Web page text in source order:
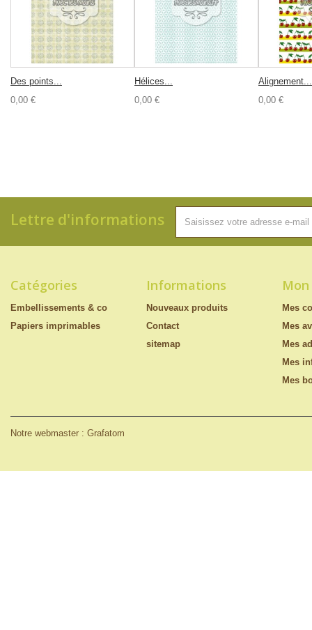
Des points...
0,00 €
Hélices...
0,00 €
Alignement...
0,00 €
Lettre d'informations
Catégories
Embellissements & co
Papiers imprimables
Informations
Nouveaux produits
Contact
sitemap
Notre webmaster : Grafatom
Mes
Mes
Mes
Mes
Mes